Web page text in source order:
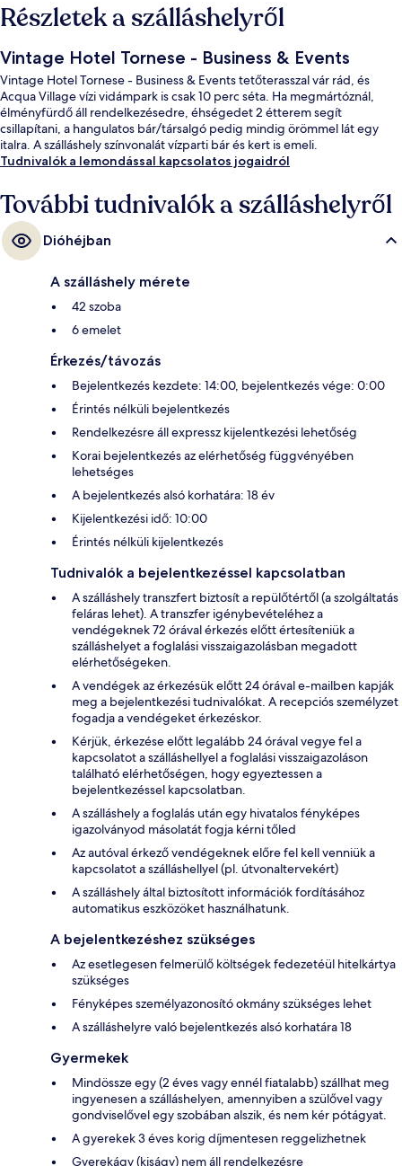
Részletek a szálláshelyről
Vintage Hotel Tornese - Business & Events
Vintage Hotel Tornese - Business & Events tetőterasszal vár rád, és
Acqua Village vízi vidámpark is csak 10 perc séta. Ha megmártóznál,
élményfürdő áll rendelkezésedre, éhségedet 2 étterem segít
csillapítani, a hangulatos bár/társalgó pedig mindig örömmel lát egy
italra. A szálláshely színvonalát vízparti bár és kert is emeli.
Tudnivalók a lemondással kapcsolatos jogaidról
További tudnivalók a szálláshelyről
Dióhéjban
A szálláshely mérete
42 szoba
6 emelet
Érkezés/távozás
Bejelentkezés kezdete: 14:00, bejelentkezés vége: 0:00
Érintés nélküli bejelentkezés
Rendelkezésre áll expressz kijelentkezési lehetőség
Korai bejelentkezés az elérhetőség függvényében
lehetséges
A bejelentkezés alsó korhatára: 18 év
Kijelentkezési idő: 10:00
Érintés nélküli kijelentkezés
Tudnivalók a bejelentkezéssel kapcsolatban
A szálláshely transzfert biztosít a repülőtértől (a szolgáltatás
feláras lehet). A transzfer igénybevételéhez a
vendégeknek 72 órával érkezés előtt értesíteniük a
szálláshelyet a foglalási visszaigazolásban megadott
elérhetőségeken.
A vendégek az érkezésük előtt 24 órával e-mailben kapják
meg a bejelentkezési tudnivalókat. A recepciós személyzet
fogadja a vendégeket érkezéskor.
Kérjük, érkezése előtt legalább 24 órával vegye fel a
kapcsolatot a szálláshellyel a foglalási visszaigazoláson
található elérhetőségen, hogy egyeztessen a
bejelentkezéssel kapcsolatban.
A szálláshely a foglalás után egy hivatalos fényképes
igazolványod másolatát fogja kérni tőled
Az autóval érkező vendégeknek előre fel kell venniük a
kapcsolatot a szálláshellyel (pl. útvonaltervekért)
A szálláshely által biztosított információk fordításához
automatikus eszközöket használhatunk.
A bejelentkezéshez szükséges
Az esetlegesen felmerülő költségek fedezetéül hitelkártya
szükséges
Fényképes személyazonosító okmány szükséges lehet
A szálláshelyre való bejelentkezés alsó korhatára 18
Gyermekek
Mindössze egy (2 éves vagy ennél fiatalabb) szállhat meg
ingyenesen a szálláshelyen, amennyiben a szülővel vagy
gondviselővel egy szobában alszik, és nem kér pótágyat.
A gyerekek 3 éves korig díjmentesen reggelizhetnek
Gyerekágy (kiságy) nem áll rendelkezésre